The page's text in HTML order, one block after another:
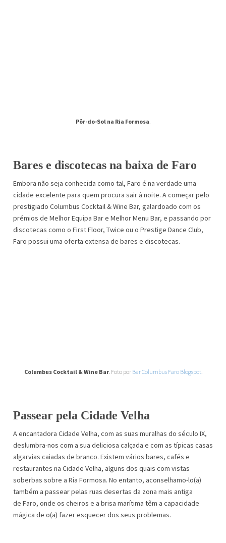
Pôr-do-Sol na Ria Formosa
Bares e discotecas na baixa de Faro
Embora não seja conhecida como tal, Faro é na verdade uma
cidade excelente para quem procura sair à noite. A começar pelo
prestigiado Columbus Cocktail & Wine Bar, galardoado com os
prémios de Melhor Equipa Bar e Melhor Menu Bar, e passando por
discotecas como o First Floor, Twice ou o Prestige Dance Club,
Faro possui uma oferta extensa de bares e discotecas.
Columbus Cocktail & Wine Bar. Foto por Bar Columbus Faro Blogspot.
Passear pela Cidade Velha
A encantadora Cidade Velha, com as suas muralhas do século IX,
deslumbra-nos com a sua deliciosa calçada e com as típicas casas
algarvias caiadas de branco. Existem vários bares, cafés e
restaurantes na Cidade Velha, alguns dos quais com vistas
soberbas sobre a Ria Formosa. No entanto, aconselhamo-lo(a)
também a passear pelas ruas desertas da zona mais antiga
de Faro, onde os cheiros e a brisa marítima têm a capacidade
mágica de o(a) fazer esquecer dos seus problemas.